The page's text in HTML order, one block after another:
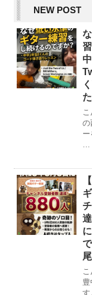
NEW POST
の
…
こ
す